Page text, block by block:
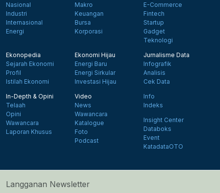
Nasional
Industri
Internasional
Energi
Makro
Keuangan
Bursa
Korporasi
E-Commerce
Fintech
Startup
Gadget
Teknologi
Ekonopedia
Sejarah Ekonomi
Profil
Istilah Ekonomi
Ekonomi Hijau
Energi Baru
Energi Sirkular
Investasi Hijau
Jurnalisme Data
Infografik
Analisis
Cek Data
In-Depth & Opini
Telaah
Opini
Wawancara
Laporan Khusus
Video
News
Wawancara
Katalogue
Foto
Podcast
Info
Indeks
Insight Center
Databoks
Event
KatadataOTO
Langganan Newsletter